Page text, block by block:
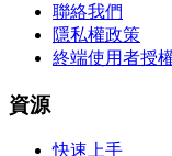
聯絡我們
隱私權政策
終端使用者授
資源
快速上手